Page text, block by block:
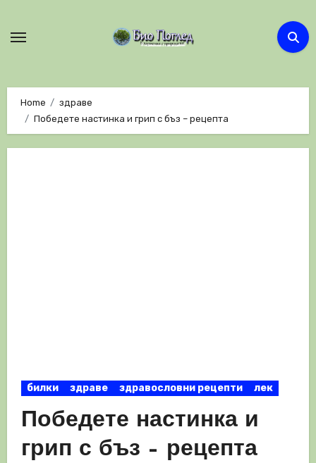
Home
здраве
Победете настинка и грип с бъз – рецепта
билки здраве здравословни рецепти лек
Победете настинка и
грип с бъз – рецепта